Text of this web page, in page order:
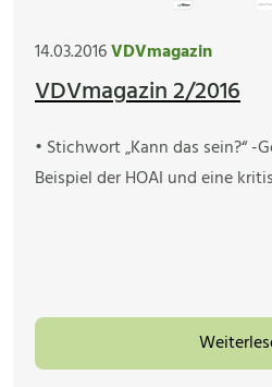
14.03.2016VDVmagazin
VDVmagazin 2/2016
• Stichwort „Kann das sein?“ -
Beispiel der HOAI und eine